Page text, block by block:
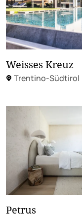
Weisses Kreuz
Trentino-Südtirol
Petrus